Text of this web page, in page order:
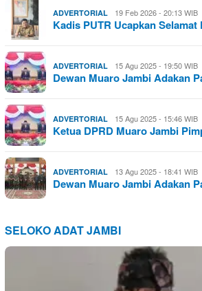
ADVERTORIAL 19 Feb 2026 - 20:13 WIB
Kadis PUTR Ucapkan
ADVERTORIAL 15 Agu 2025 - 19:50 WIB
Dewan Muaro Jambi Adakan
ADVERTORIAL 15 Agu 2025 - 15:46 WIB
Ketua DPRD Muaro Jambi
ADVERTORIAL 13 Agu 2025 - 18:41 WIB
Dewan Muaro Jambi Adakan
SELOKO ADAT JAMBI